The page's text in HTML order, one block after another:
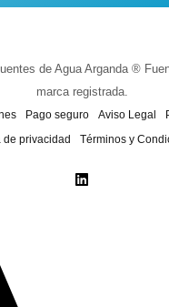
de Agua Arganda ®
marca registrada.
Pago seguro Aviso Legal
de privacidad
Términos y